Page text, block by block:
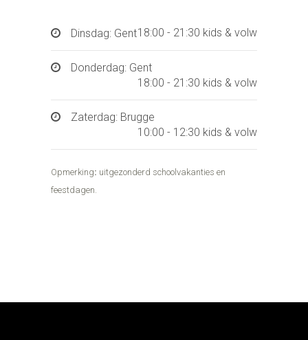
Dinsdag: Gent18:00 - 21:30 kids & volw
Donderdag: Gent
18:00 - 21:30 kids & volw
Zaterdag: Brugge
10:00 - 12:30 kids & volw
Opmerking: uitgezonderd schoolvakanties en
feestdagen.